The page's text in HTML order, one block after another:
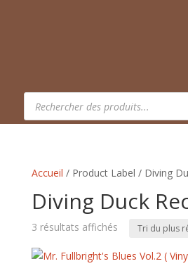
Recherche
produits
Accueil / Product Label / Diving
Diving Duck
3 résultats affichésTrié
plus